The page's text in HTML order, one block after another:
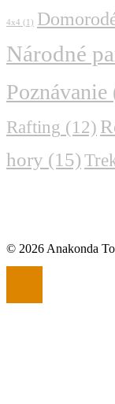
4x4 (1)
Národné
Poznávanie
Rafting (12)
hory (15)
© 2026 Anakonda